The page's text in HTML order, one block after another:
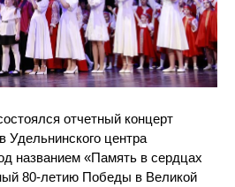
отчетный концерт
Удельнинского центра
названием «Память в сердцах
80-летию Победы в Великой